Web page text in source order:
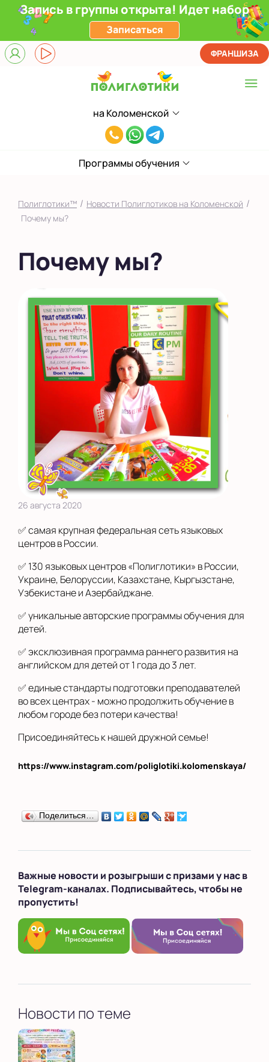
Запись в группы открыта! Идет набор
Записаться
на Коломенской
Выберите центр
Верхние Лихоборы
ЖК Прокшино
в Южном Бутово
на Беломорской
на Домодедовской
на Коломенской
в Московской
области
Показать на карте
Выбрать другой город
8(929)520-
80
ФРАНШИЗА
Программы обучения
Полиглотики™ / Новости Полиглотиков на Коломенской /
Почему мы?
Почему мы?
26 августа 2020
✅ самая крупная федеральная сеть языковых
центров в России.
✅ 130 языковых центров «Полиглотики» в России,
Украине, Белоруссии, Казахстане, Кыргызстане,
Узбекистане и Азербайджане.
✅ уникальные авторские программы обучения для
детей.
✅ эксклюзивная программа раннего развития на
английском для детей от 1 года до 3 лет.
✅ единые стандарты подготовки преподавателей
во всех центрах - можно продолжить обучение в
любом городе без потери качества!
Присоединяйтесь к нашей дружной семье!
https://www.instagram.com/poliglotiki.kolomenskaya/
Поделиться…
Важные новости и розыгрыши с призами у нас в
Telegram-каналах. Подписывайтесь, чтобы не
пропустить!
Новости по теме